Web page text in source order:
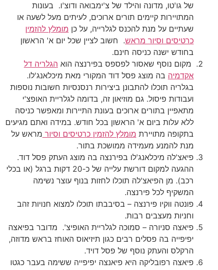
של גו'טו, מדונה והילד של צ'ימבואה ודוצ'ו. בעונות
המתויירות קיימים תורים ארוכים, לעיתים מעל לשעה או
שעתיים על מנת להכנס לגלרייה, על כן מומלץ להזמין
כרטיסים וסיור מראש. חשוב לציין שכל יום א' הראשון
בחודש ישנה כניסה חינם.
מקום נוסף שאסור לפספס בפירנצה הוא הגלריה דל
אקדמיה בה מוצג פסל דוד המקורי מאת מיכלאנג'לו.
בגלריה תוכלו להתבונן ביצירות רנסנסיות חשובות נוספות
ועבודות פיסול. גם מוזיאון זה, בדומה לגלריית האופצ'י
מתאפיין בתורים ארוכים בעונת התיירות ומאפשר כניסה
ללא עלות ביום א' הראשון בכל חודש. במידה ואתם מגיעים
בתקופה מתויירת מומלץ להזמין כרטיסים וסיור מראש על
מנת להמנע מעמידה ממושכת בתור.
פיאצ'לה מיכלאנג'לו בפירנצה בה מוצג העתק פסל דוד.
ההגעה למקום דורשת עלייה של כ-20 דקות ברגל (או בכלי
רכב). מן הפיאצ'לה תוכלו לחזות בנוף עוצר נשימה
המשקיף לכל פירנצה.
פונטה ווקיו פירנצה – בסיבבתו תוכלו למצוא חנויות זהב
וחניות מעצבים רבות.
פיאצה סניורה – סמוכה לגלריית האופיצ'. מדובר בפיאצה
יפיפייה בה פסלים רבים כגון תיזיאוס האוחז בראש מדוזה,
הרקלס והעתק נוסף של פסל דויד.
פיאצה רפובליקה היא פיאנצה יפיפייה ששימה בעבר כגטו